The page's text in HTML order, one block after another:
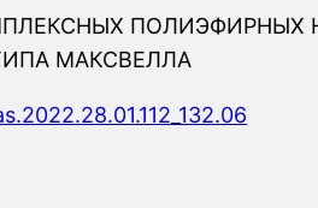
МАКСВЕЛЛА